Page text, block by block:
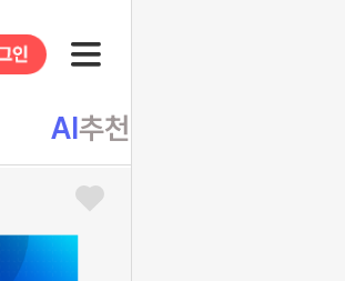
AI추천